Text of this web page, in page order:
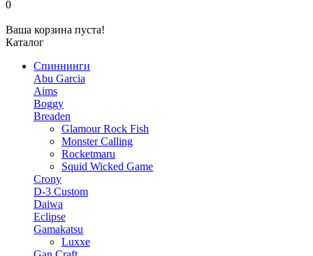
0
Ваша корзина пуста!
Каталог
Спиннинги
Abu Garcia
Aims
Boggy
Breaden
Glamour Rock Fish
Monster Calling
Rocketmaru
Squid Wicked Game
Crony
D-3 Custom
Daiwa
Eclipse
Gamakatsu
Luxxe